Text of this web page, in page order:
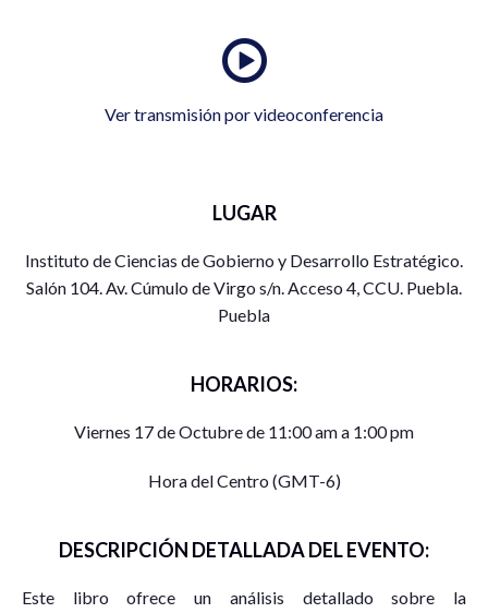
Ver transmisión por videoconferencia
LUGAR
Instituto de Ciencias de Gobierno y Desarrollo Estratégico.
Salón 104. Av. Cúmulo de Virgo s/n. Acceso 4, CCU. Puebla.
Puebla
HORARIOS:
Viernes 17 de Octubre de 11:00 am a 1:00 pm
Hora del Centro (GMT-6)
DESCRIPCIÓN DETALLADA DEL EVENTO:
Este libro ofrece un análisis detallado sobre la